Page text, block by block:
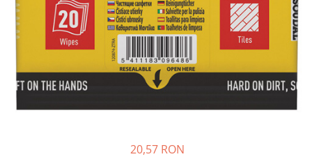
Folie Difuzie Anticondens
Vată Minerală
Polistiren Expandat & Extrudat
Finisaje
20,57 RON